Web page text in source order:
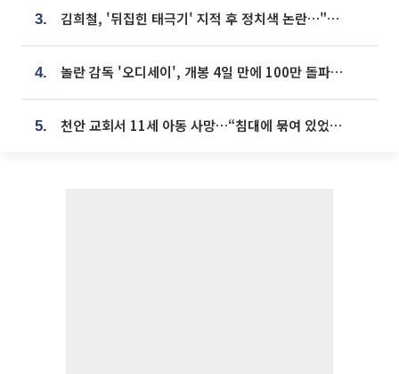
3. 김희철, '뒤집힌 태극기' 지적 후 정치색 논란…"좌우 떠나 우리나라 국기"
4. 놀란 감독 '오디세이', 개봉 4일 만에 100만 돌파⋯'왕사남' 보다 빠르다
5. 천안 교회서 11세 아동 사망…“침대에 묶여 있었다” 진술 확보